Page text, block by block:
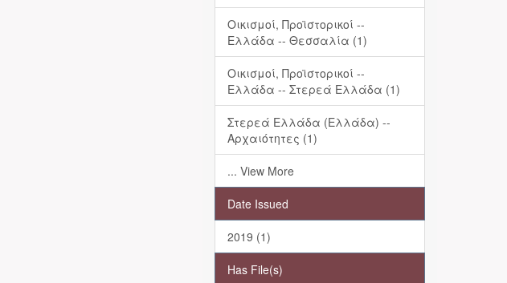
Οικισμοί, Προϊστορικοί --
Ελλάδα -- Θεσσαλία (1)
Οικισμοί, Προϊστορικοί --
Ελλάδα -- Στερεά Ελλάδα (1)
Στερεά Ελλάδα (Ελλάδα) --
Αρχαιότητες (1)
... View More
Date Issued
2019 (1)
Has File(s)